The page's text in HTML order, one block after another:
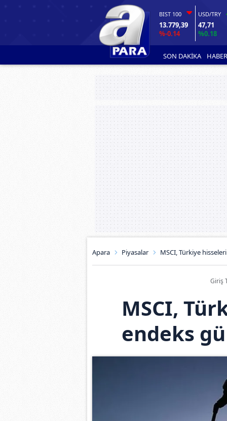
BIST 100
13.779,39
%-0.14
USD/TRY
47,71
%0.18
SON DAKİKA
Apara Piyasalar MSCI, Türkiye
Giriş
MSCI,
endeks